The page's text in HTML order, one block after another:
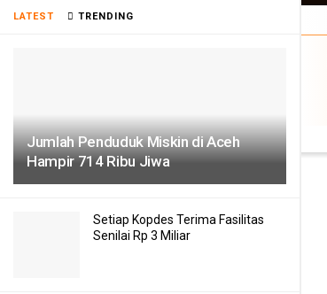
LATEST TRENDING
Jumlah Penduduk Miskin di Aceh
Hampir 714 Ribu Jiwa
Setiap Kopdes Terima Fasilitas
Senilai Rp 3 Miliar